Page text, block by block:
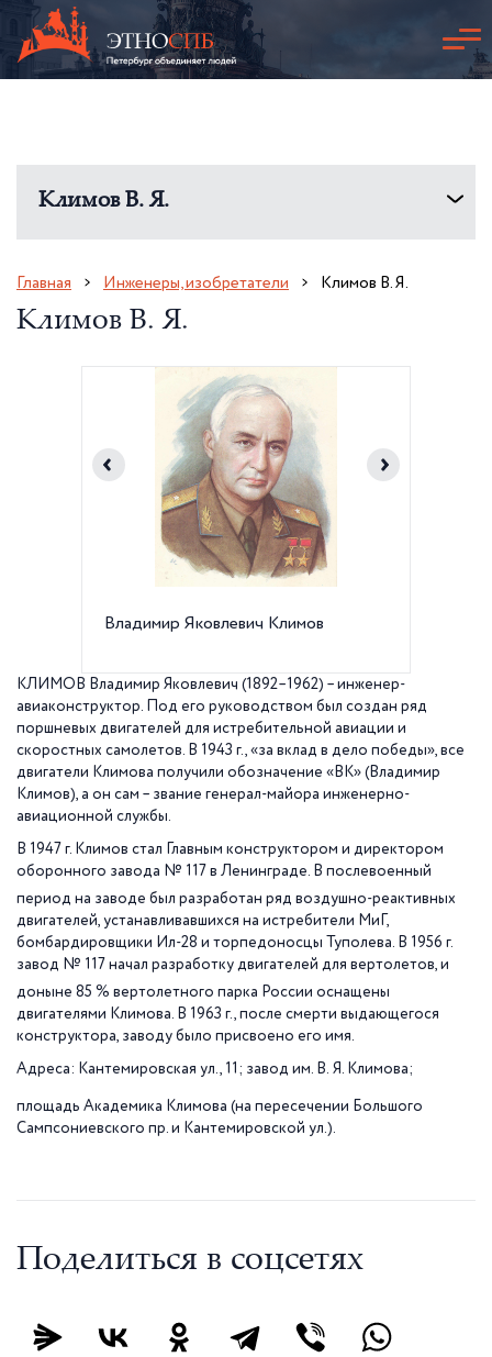
Климов В. Я.
Главная Инженеры, изобретатели Климов В. Я.
Климов В. Я.
Владимир Яковлевич Климов
КЛИМОВ Владимир Яковлевич (1892–1962) – инженер-
авиаконструктор. Под его руководством был создан ряд
поршневых двигателей для истребительной авиации и
скоростных самолетов. В 1943 г., «за вклад в дело победы», все
двигатели Климова получили обозначение «ВК» (Владимир
Климов), а он сам – звание генерал-майора инженерно-
авиационной службы.
В 1947 г. Климов стал Главным конструктором и директором
оборонного завода № 117 в Ленинграде. В послевоенный
период на заводе был разработан ряд воздушно-реактивных
двигателей, устанавливавшихся на истребители МиГ,
бомбардировщики Ил-28 и торпедоносцы Туполева. В 1956 г.
завод № 117 начал разработку двигателей для вертолетов, и
доныне 85 % вертолетного парка России оснащены
двигателями Климова. В 1963 г., после смерти выдающегося
конструктора, заводу было присвоено его имя.
Адреса: Кантемировская ул., 11; завод им. В. Я. Климова;
площадь Академика Климова (на пересечении Большого
Сампсониевского пр. и Кантемировской ул.).
Поделиться в соцсетях